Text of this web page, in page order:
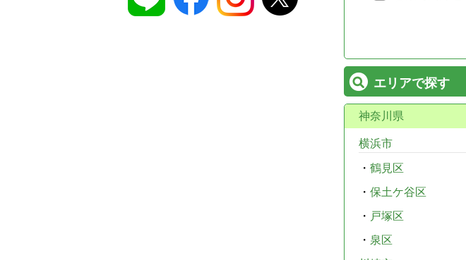
エリアで探す
神奈川県
横浜市
・ 鶴見区
・ 保土ケ谷区
・ 戸塚区
・ 泉区